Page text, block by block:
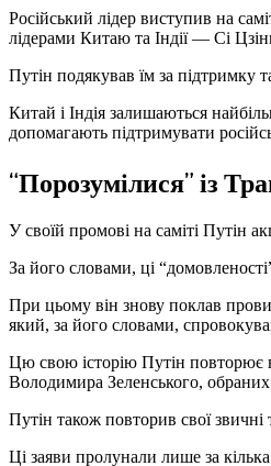
Російський лідер виступив на
лідерами Китаю та Індії — Сі
Путін подякував їм за підтримку
Китай і Індія залишаються
допомагають підтримувати
“Порозумілися” із
У своїй промові на саміті Путін
За його словами, ці
При цьому він знову поклав
який, за його словами,
Цю свою історію Путін повторює
Володимира Зеленського, обраних
Путін також повторив свої
Ці заяви пролунали лише за